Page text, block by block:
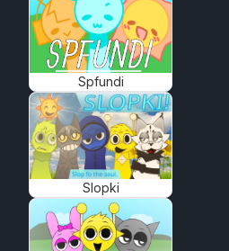
Spfundi
Slopki